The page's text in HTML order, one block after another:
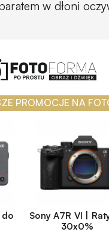
w dłoni
PROMOCJE NA
do
Sony A7R VI |
30x0%